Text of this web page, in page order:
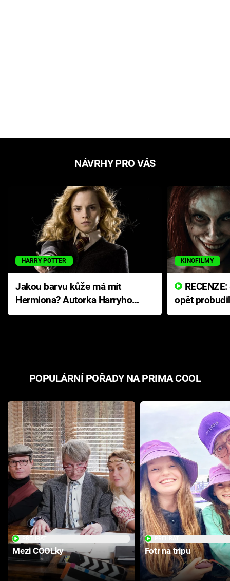
NÁVRHY PRO VÁS
HARRY POTTER
Jakou barvu kůže má mít
Hermiona? Autorka Harryho
Pottera přišla s ráznou
KINOFILMY
opět
přichází s
POPULÁRNÍ POŘADY NA PRIMA COOL
Mezi COOLky Fotr na tripu